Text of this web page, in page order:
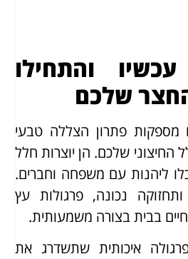
והתחילו
שלכם
מספקות פתרון הצללה טבעי
החיצוני שלכם. הן יוצרות חלל
ליהנות עם משפחה וחברים.
נכונה, פרגולות עץ
בבית בצורה משמעותית.
איכותית שתשדרג את